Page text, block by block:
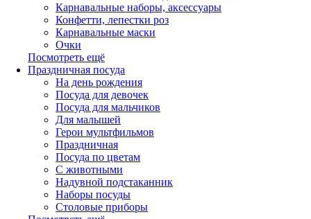
Карнавальные наборы, аксессуары
Конфетти, лепестки роз
Карнавальные маски
Очки
Посмотреть ещё
Праздничная посуда
На день рождения
Посуда для девочек
Посуда для мальчиков
Для малышей
Герои мультфильмов
Праздничная
Посуда по цветам
С животными
Надувной подстаканник
Наборы посуды
Столовые приборы